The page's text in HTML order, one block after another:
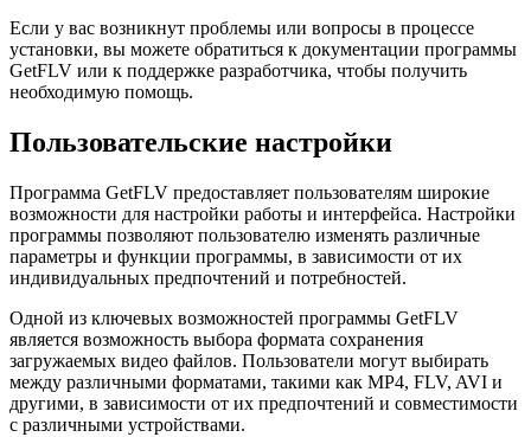
Если у вас возникнут проблемы или вопросы в процессе
установки, вы можете обратиться к документации программы
GetFLV или к поддержке разработчика, чтобы получить
необходимую помощь.
Пользовательские настройки
Программа GetFLV предоставляет пользователям широкие
возможности для настройки работы и интерфейса. Настройки
программы позволяют пользователю изменять различные
параметры и функции программы, в зависимости от их
индивидуальных предпочтений и потребностей.
Одной из ключевых возможностей программы GetFLV
является возможность выбора формата сохранения
загружаемых видео файлов. Пользователи могут выбирать
между различными форматами, такими как MP4, FLV, AVI и
другими, в зависимости от их предпочтений и совместимости
с различными устройствами.